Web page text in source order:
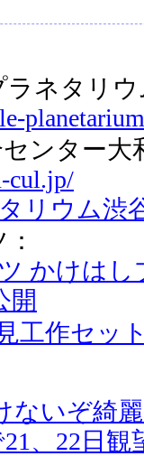
ネタリ
ンター大
cul.jp/
リウム渋
かけはし
開
工作セッ
ないぞ綺
、22日観